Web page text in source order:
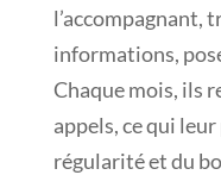
l’accompagnant,
informations,
Chaque mois, ils
appels, ce qui leur
régularité et du